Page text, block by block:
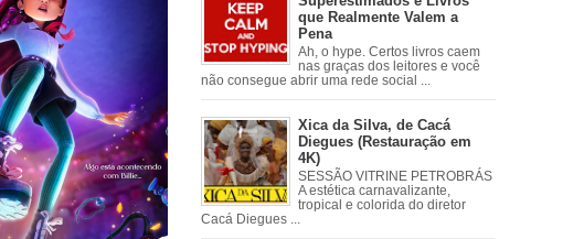
que Realmente Valem a
Pena
Ah, o hype. Certos livros caem
nas graças dos leitores e você
não consegue abrir uma rede social ...
Xica da Silva, de Cacá
Diegues (Restauração em
4K)
SESSÃO VITRINE PETROBRÁS
A estética carnavalizante,
tropical e colorida do diretor
Cacá Diegues ...